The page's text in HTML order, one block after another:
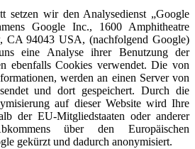
setzen wir den Analysedienst „Google
Google Inc., 1600 Amphitheatre
CA 94043 USA, (nachfolgend Google)
eine Analyse ihrer Benutzung der
ebenfalls Cookies verwendet. Die von
werden an einen Server von
und dort gespeichert. Durch die
auf dieser Website wird Ihre
der EU-Mitgliedstaaten oder anderer
über den Europäischen
gekürzt und dadurch anonymisiert.